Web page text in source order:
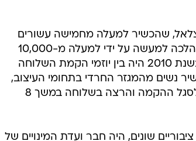
שהכשיר למעלה מחמישה עשורים
דורות של סטודנטים וסטודנטיות. תחומי הוראתו תורגמו הלכה למעשה על ידי למעלה מ-10,000
תלמידיו בתחומי פעילותם השונים: מעצבים ואדריכלים. בשנת 2010 היה בין יוזמי הקמת השלוחה
מהמגזר החרדי בתחומי העיצוב,
האמנות והארכיטקטורה. פרופסור קורצווייל היה שותף לסגל ההקמה והרצה בשלוחה במשך 8
שונים, היה חבר ועדת המינויים של